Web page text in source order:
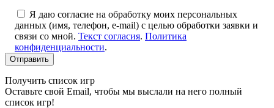
Я даю согласие на обработку моих персональных
данных (имя, телефон, e-mail) с целью обработки заявки и
связи со мной. Текст согласия. Политика
конфиденциальности.
Получить список игр
Оставьте свой Email, чтобы мы выслали на него полный
список игр!